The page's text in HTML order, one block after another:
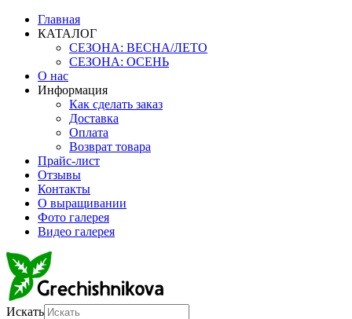
Главная
КАТАЛОГ
СЕЗОНА: ВЕСНА/ЛЕТО
СЕЗОНА: ОСЕНЬ
О нас
Информация
Как сделать заказ
Доставка
Оплата
Возврат товара
Прайс-лист
Отзывы
Контакты
О выращивании
Фото галерея
Видео галерея
Искать